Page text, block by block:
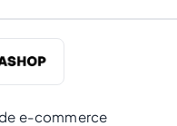
e-commerce